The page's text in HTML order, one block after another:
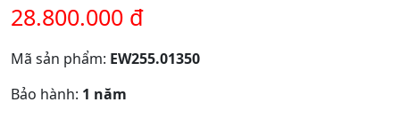
28.800.000 đ
Mã sản phẩm: EW255.01350
Bảo hành: 1 năm